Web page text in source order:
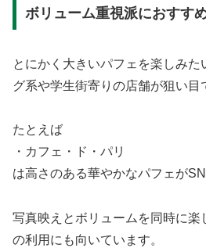
ボリューム重視派におすす
とにかく大きいパフェを楽しみ
グ系や学生街寄りの店舗が狙い目
たとえば
・カフェ・ド・パリ
は高さのある華やかなパフェが
写真映えとボリュームを同時に楽
の利用にも向いています。